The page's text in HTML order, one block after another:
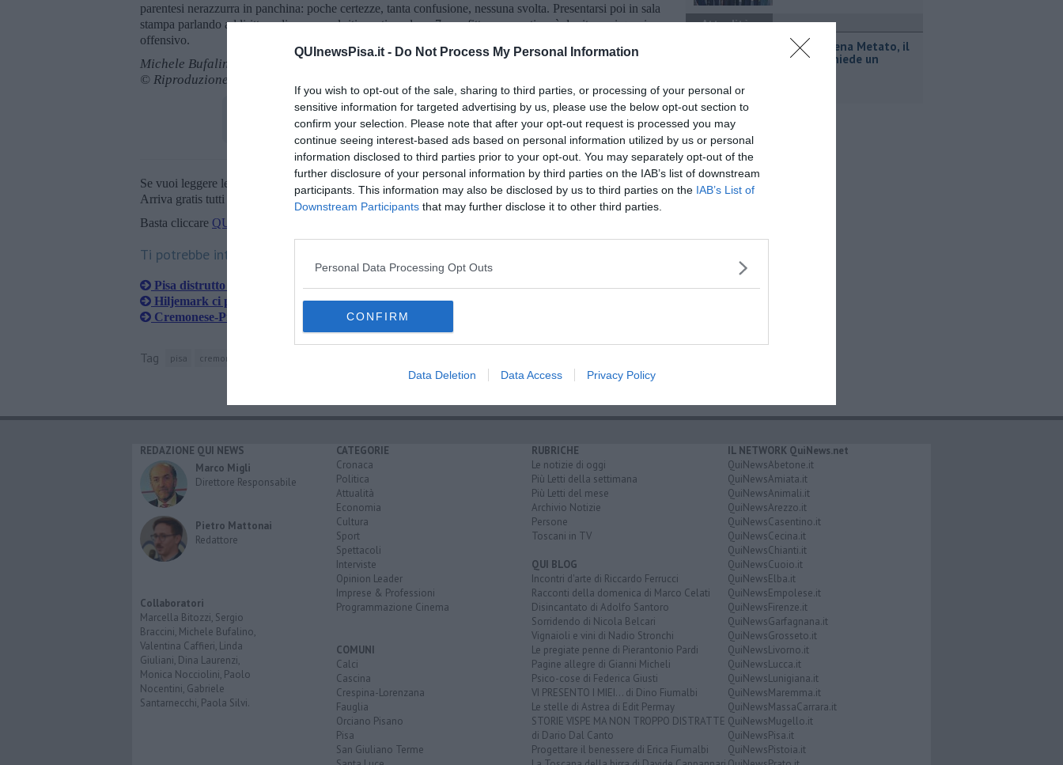
QUInewsPisa.it - Do Not Process My Personal Information
If you wish to opt-out of the sale, sharing to third parties, or processing of your personal or
sensitive information for targeted advertising by us, please use the below opt-out section to
confirm your selection. Please note that after your opt-out request is processed you may
continue seeing interest-based ads based on personal information utilized by us or personal
information disclosed to third parties prior to your opt-out. You may separately opt-out of the
further disclosure of your personal information by third parties on the IAB’s list of downstream
participants. This information may also be disclosed by us to third parties on the IAB’s List of
Downstream Participants that may further disclose it to other third parties.
Personal Data Processing Opt Outs
CONFIRM
Data Deletion Data Access Privacy Policy
parentesi nerazzurra in panchina: poche certezze, tanta confusione, nessuna svolta. Presentarsi poi in sala
stampa parlando addirittura di pensare al ritiro estivo, dopo 7 sconfitte consecutive, è da ritenersi quasi
offensivo.
Michele Bufalino
© Riproduzione riservata
Se vuoi leggere le notizie principali della Toscana iscriviti alla
Newsletter QUInews - ToscanaMedia.
Arriva gratis tutti i giorni alle 20:00 direttamente nella tua casella di posta.
Basta cliccare QUI
Ti potrebbe interessare anche:
Pisa distrutto a Cremona in 9 uomini
Hiljemark ci prova, "Penso al ritiro estivo"
Cremonese-Pisa, presentazione e probabili formazioni
Tag pisa cremona
Attualità
Lupi ad Arena Metato, il
Comune chiede un
REDAZIONE QUI NEWS
Marco Migli
Direttore Responsabile
Pietro Mattonai
Redattore
Collaboratori
Marcella Bitozzi, Sergio
Braccini, Michele Bufalino,
Valentina Caffieri, Linda
Giuliani, Dina Laurenzi,
Monica Nocciolini, Paolo
Nocentini, Gabriele
Santarnecchi, Paola Silvi.
CATEGORIE
Cronaca
Politica
Attualità
Economia
Cultura
Sport
Spettacoli
Interviste
Opinion Leader
Imprese & Professioni
Programmazione Cinema
COMUNI
Calci
Cascina
Crespina-Lorenzana
Fauglia
Orciano Pisano
Pisa
San Giuliano Terme
RUBRICHE
Le notizie di oggi
Più Letti della settimana
Più Letti del mese
Archivio Notizie
Persone
Toscani in TV
QUI BLOG
Incontri d'arte di Riccardo Ferrucci
Racconti della domenica di Marco Celati
Disincantato di Adolfo Santoro
Sorridendo di Nicola Belcari
Vignaioli e vini di Nadio Stronchi
Le pregiate penne di Pierantonio Pardi
Pagine allegre di Gianni Micheli
Psico-cose di Federica Giusti
VI PRESENTO I MIEI... di Dino Fiumalbi
Le stelle di Astrea di Edit Permay
STORIE VISPE MA NON TROPPO DISTRATTE
di Dario Dal Canto
Progettare il benessere di Erica Fiumalbi
IL NETWORK QuiNews.net
QuiNewsAbetone.it
QuiNewsAmiata.it
QuiNewsAnimali.it
QuiNewsArezzo.it
QuiNewsCasentino.it
QuiNewsCecina.it
QuiNewsChianti.it
QuiNewsCuoio.it
QuiNewsElba.it
QuiNewsEmpolese.it
QuiNewsFirenze.it
QuiNewsGarfagnana.it
QuiNewsGrosseto.it
QuiNewsLivorno.it
QuiNewsLucca.it
QuiNewsLunigiana.it
QuiNewsMaremma.it
QuiNewsMassaCarrara.it
QuiNewsMugello.it
QuiNewsPisa.it
QuiNewsPistoia.it